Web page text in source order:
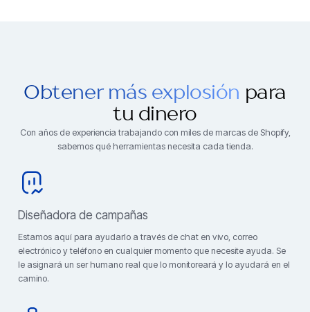
Obtener más explosión para
tu dinero
Con años de experiencia trabajando con miles de marcas de Shopify,
sabemos qué herramientas necesita cada tienda.
Diseñadora de campañas
Estamos aquí para ayudarlo a través de chat en vivo, correo
electrónico y teléfono en cualquier momento que necesite ayuda. Se
le asignará un ser humano real que lo monitoreará y lo ayudará en el
camino.